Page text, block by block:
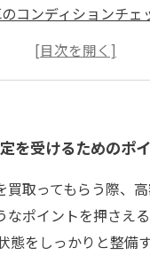
コンディションチェ
気自動車を高く売るに
を受けるためのポ
買取ってもらう際、
なポイントを押さえ
態をしっかりと整備